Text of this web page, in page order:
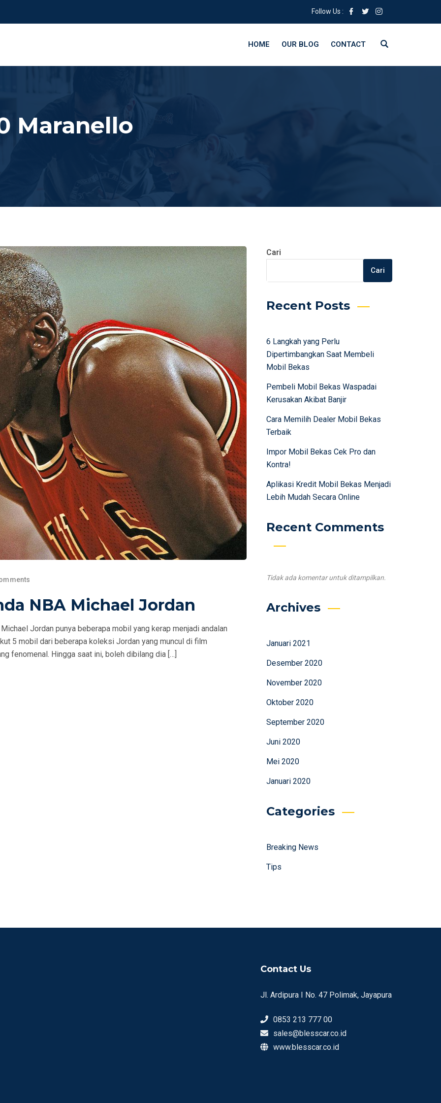
Follow Us :
HOME OUR BLOG CONTACT
Maranello
NBA Michael Jordan
Jordan punya beberapa mobil yang kerap menjadi andalan
5 mobil dari beberapa koleksi Jordan yang muncul di film
fenomenal. Hingga saat ini, boleh dibilang dia […]
Cari
Cari
Recent Posts
6 Langkah yang Perlu
Dipertimbangkan Saat Membeli
Mobil Bekas
Pembeli Mobil Bekas Waspadai
Kerusakan Akibat Banjir
Cara Memilih Dealer Mobil Bekas
Terbaik
Impor Mobil Bekas Cek Pro dan
Kontra!
Aplikasi Kredit Mobil Bekas Menjadi
Lebih Mudah Secara Online
Recent Comments
Tidak ada komentar untuk ditampilkan.
Archives
Januari 2021
Desember 2020
November 2020
Oktober 2020
September 2020
Juni 2020
Mei 2020
Januari 2020
Categories
Breaking News
Tips
Contact Us
Jl. Ardipura I No. 47 Polimak, Jayapura
0853 213 777 00
sales@blesscar.co.id
www.blesscar.co.id